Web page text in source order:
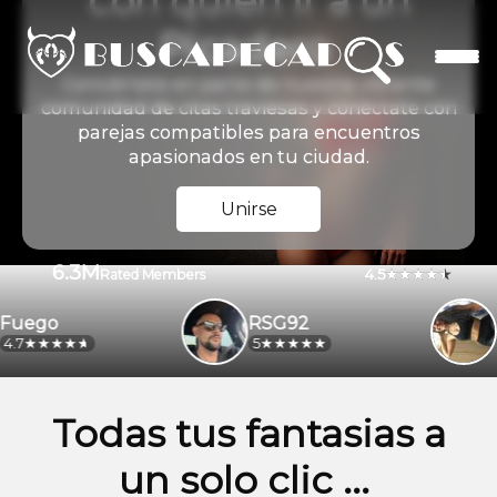
Picadero
Conviértete en parte de nuestra vibrante
comunidad de citas traviesas y conéctate con
parejas compatibles para encuentros
apasionados en tu ciudad.
Unirse
6.3MRated Members 4.5
4.2
RSG92
5
Todas tus fantasias a
un solo clic ...